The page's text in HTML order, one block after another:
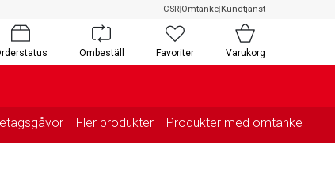
CSR|Omtanke|Kundtjänst
Ombeställ Favoriter Varukorg
Fler produkter Produkter med omtanke